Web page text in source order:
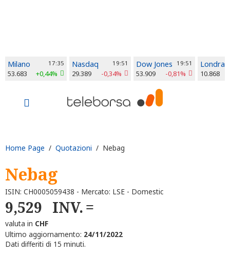
Milano 17:35
53.683 +0,44%
Nasdaq 19:51
29.389 -0,34%
Dow Jones 19:51
53.909 -0,81%
Londra
10.868
Home Page / Quotazioni / Nebag
Nebag
ISIN: CH0005059438 - Mercato: LSE - Domestic
9,529 INV.
valuta in CHF
Ultimo aggiornamento: 24/11/2022
Dati differiti di 15 minuti.